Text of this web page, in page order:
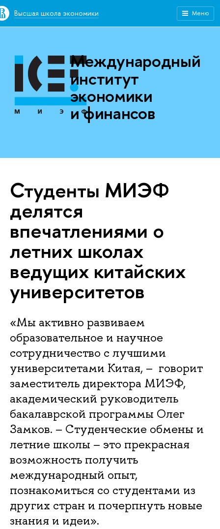
Высшая школа экономики Меню
Международный
институт
экономики
и финансов
Студенты МИЭФ
делятся
впечатлениями о
летних школах
ведущих китайских
университетов
«Мы активно развиваем
образовательное и научное
сотрудничество с лучшими
университетами Китая, – говорит
заместитель директора МИЭФ,
академический руководитель
бакалаврской программы Олег
Замков. – Студенческие обмены и
летние школы – это прекрасная
возможность получить
международный опыт,
познакомиться со студентами из
других стран и почерпнуть новые
знания и идеи».